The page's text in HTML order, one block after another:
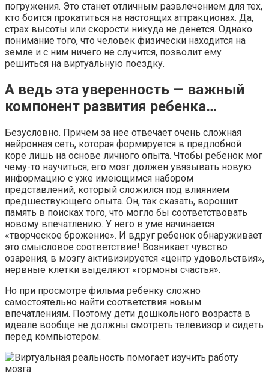
погружения. Это станет отличным развлечением для тех,
кто боится прокатиться на настоящих аттракционах. Да,
страх высоты или скорости никуда не денется. Однако
понимание того, что человек физически находится на
земле и с ним ничего не случится, позволит ему
решиться на виртуальную поездку.
А ведь эта уверенность — важный
компонент развития ребенка…
Безусловно. Причем за нее отвечает очень сложная
нейронная сеть, которая формируется в предлобной
коре лишь на основе личного опыта. Чтобы ребенок мог
чему-то научиться, его мозг должен увязывать новую
информацию с уже имеющимся набором
представлений, который сложился под влиянием
предшествующего опыта. Он, так сказать, ворошит
память в поисках того, что могло бы соответствовать
новому впечатлению. У него в уме начинается
«творческое брожение». И вдруг ребенок обнаруживает
это смысловое соответствие! Возникает чувство
озарения, в мозгу активизируется «центр удовольствия»,
нервные клетки выделяют «гормоны счастья».
Но при просмотре фильма ребенку сложно
самостоятельно найти соответствия новым
впечатлениям. Поэтому дети дошкольного возраста в
идеале вообще не должны смотреть телевизор и сидеть
перед компьютером.